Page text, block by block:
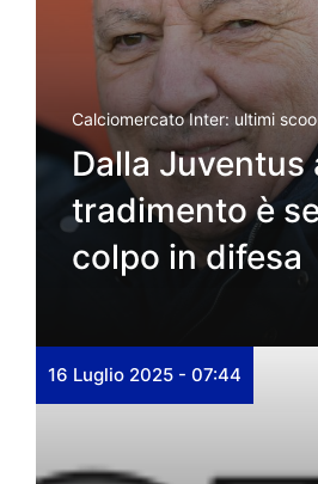
Calciomercato Inter: ultimi
Dalla Juventus
tradimento è
colpo in difesa
16 Luglio 2025 - 07:44